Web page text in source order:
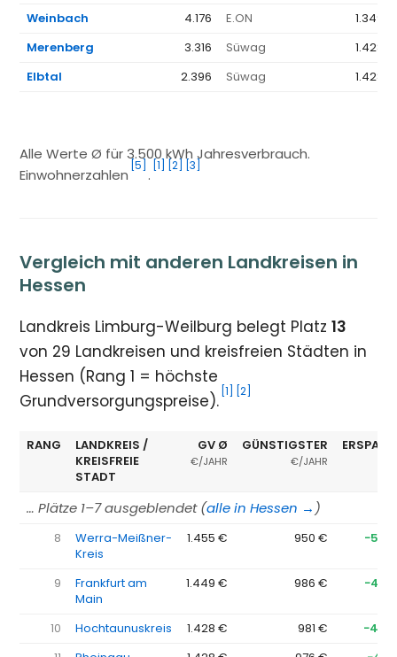
Weinbach
4.176 E.ON
1.349 €
Merenberg
3.316 Süwag
1.428 €
Elbtal
2.396 Süwag 1.428 €
Alle Werte Ø für 3.500 kWh Jahresverbrauch.
Einwohnerzahlen
[5]
.
[1] [2] [3]
Vergleich mit anderen Landkreisen in
Hessen
Landkreis Limburg-Weilburg belegt Platz13
von 29 Landkreisen und kreisfreien Städten in
Hessen (Rang 1 = höchste
Grundversorgungspreise). [1] [2]
RANG
LANDKREIS /
KREISFREIE
STADT
GV Ø
€/JAHR
GÜNSTIGSTER
€/JAHR
… Plätze 1–7 ausgeblendet (alle in Hessen → )
8
Werra-Meißner-
Kreis
1.455 € 950 €
9
Frankfurt am
Main
1.449 € 986 €
10 Hochtaunuskreis 1.428 € 981 €